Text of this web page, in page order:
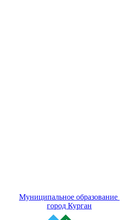
Муниципальное образование
город Курган